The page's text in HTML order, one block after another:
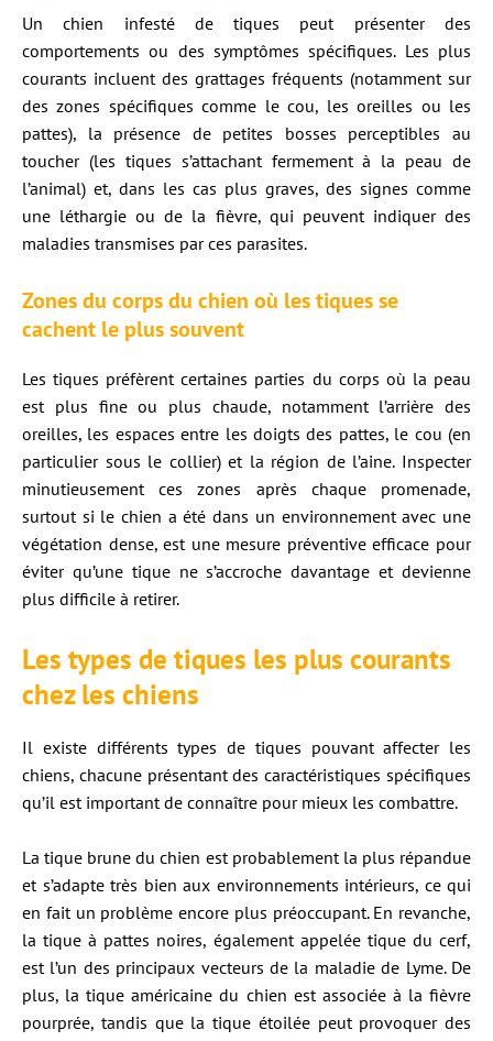
Un chien infesté de tiques peut présenter des
comportements ou des symptômes spécifiques. Les plus
courants incluent des grattages fréquents (notamment sur
des zones spécifiques comme le cou, les oreilles ou les
pattes), la présence de petites bosses perceptibles au
toucher (les tiques s’attachant fermement à la peau de
l’animal) et, dans les cas plus graves, des signes comme
une léthargie ou de la fièvre, qui peuvent indiquer des
maladies transmises par ces parasites.
Zones du corps du chien où les tiques se
cachent le plus souvent
Les tiques préfèrent certaines parties du corps où la peau
est plus fine ou plus chaude, notamment l’arrière des
oreilles, les espaces entre les doigts des pattes, le cou (en
particulier sous le collier) et la région de l’aine. Inspecter
minutieusement ces zones après chaque promenade,
surtout si le chien a été dans un environnement avec une
végétation dense, est une mesure préventive efficace pour
éviter qu’une tique ne s’accroche davantage et devienne
plus difficile à retirer.
Les types de tiques les plus courants
chez les chiens
Il existe différents types de tiques pouvant affecter les
chiens, chacune présentant des caractéristiques spécifiques
qu’il est important de connaître pour mieux les combattre.
La tique brune du chien est probablement la plus répandue
et s’adapte très bien aux environnements intérieurs, ce qui
en fait un problème encore plus préoccupant. En revanche,
la tique à pattes noires, également appelée tique du cerf,
est l’un des principaux vecteurs de la maladie de Lyme. De
plus, la tique américaine du chien est associée à la fièvre
pourprée, tandis que la tique étoilée peut provoquer des